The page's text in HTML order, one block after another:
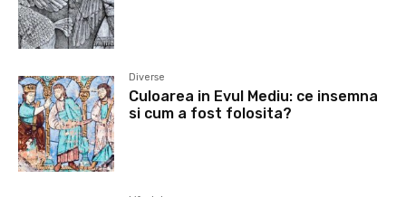
Diverse
Culoarea in Evul Mediu: ce insemna
si cum a fost folosita?